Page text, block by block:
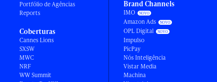
Portfólio de Agências
Reports
Coberturas
Cannes Lions
SXSW
MWC
NRF
WW Summit
Brand Channels
IMO
Amazon Ads
OPL Digital
Impulso
PicPay
Nós Inteligência
Vistar Media
Machina